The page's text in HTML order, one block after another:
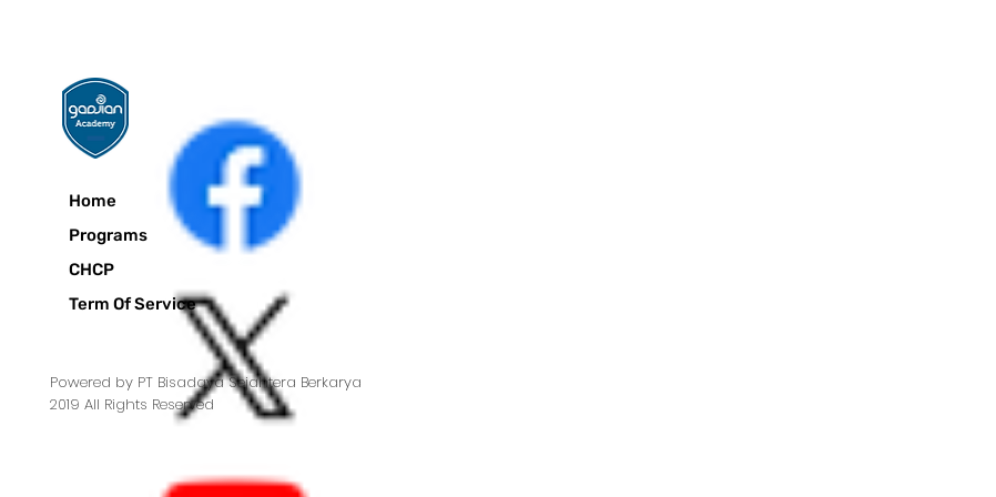
Home
Programs
CHCP
Term Of Service
Powered by PT Bisadaya Sejahtera Berkarya
2019 All Rights Reserved